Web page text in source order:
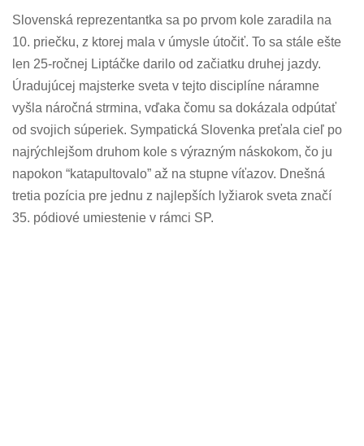
Slovenská reprezentantka sa po prvom kole zaradila na
10. priečku, z ktorej mala v úmysle útočiť. To sa stále ešte
len 25-ročnej Liptáčke darilo od začiatku druhej jazdy.
Úradujúcej majsterke sveta v tejto disciplíne náramne
vyšla náročná strmina, vďaka čomu sa dokázala odpútať
od svojich súperiek. Sympatická Slovenka preťala cieľ po
najrýchlejšom druhom kole s výrazným náskokom, čo ju
napokon “katapultovalo” až na stupne víťazov. Dnešná
tretia pozícia pre jednu z najlepších lyžiarok sveta značí
35. pódiové umiestenie v rámci SP.